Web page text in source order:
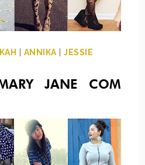
ANNIKA|JESSIE
JANE COM